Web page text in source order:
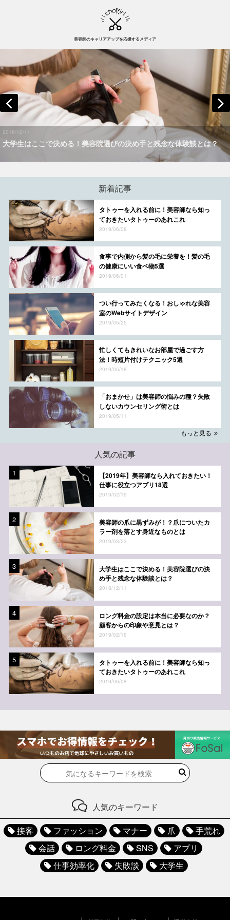
美容師のキャリアアップを応援するメディア
2018/12/11
大学生はここで決める！美容院選びの決め手と残念な体験談とは？
新着記事
タトゥーを入れる前に！美容師なら知っ
ておきたいタトゥーのあれこれ
2019/06/08
食事で内側から髪の毛に栄養を！髪の毛
の健康にいい食ベ物5選
2019/06/01
つい行ってみたくなる！おしゃれな美容
室のWebサイトデザイン
2019/05/25
忙しくてもきれいなお部屋で過ごす方
法！時短片付けテクニック5選
2019/05/18
「おまかせ」は美容師の悩みの種？失敗
しないカウンセリング術とは
2019/05/11
もっと見る
人気の記事
1
【2019年】美容師なら入れておきたい！
仕事に役立つアプリ18選
2019/02/19
2
美容師の爪に黒ずみが！？爪についたカ
ラー剤を落とす身近なものとは
2019/03/23
3
大学生はここで決める！美容院選びの決
め手と残念な体験談とは？
2018/12/11
4
ロング料金の設定は本当に必要なのか？
顧客からの印象や意見とは？
2019/02/19
5
タトゥーを入れる前に！美容師なら知っ
ておきたいタトゥーのあれこれ
2019/06/08
人気のキーワード
接客
ファッション マナー 爪
手荒れ
会話
ロング料金 SNS
アプリ
仕事効率化
失敗談 大学生